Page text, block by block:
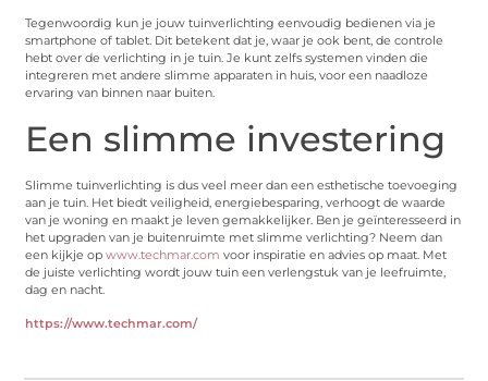
Tegenwoordig kun je jouw tuinverlichting eenvoudig bedienen via je
smartphone of tablet. Dit betekent dat je, waar je ook bent, de controle
hebt over de verlichting in je tuin. Je kunt zelfs systemen vinden die
integreren met andere slimme apparaten in huis, voor een naadloze
ervaring van binnen naar buiten.
Een slimme investering
Slimme tuinverlichting is dus veel meer dan een esthetische toevoeging
aan je tuin. Het biedt veiligheid, energiebesparing, verhoogt de waarde
van je woning en maakt je leven gemakkelijker. Ben je geïnteresseerd in
het upgraden van je buitenruimte met slimme verlichting? Neem dan
een kijkje opwww.techmar.com voor inspiratie en advies op maat. Met
de juiste verlichting wordt jouw tuin een verlengstuk van je leefruimte,
dag en nacht.
https://www.techmar.com/